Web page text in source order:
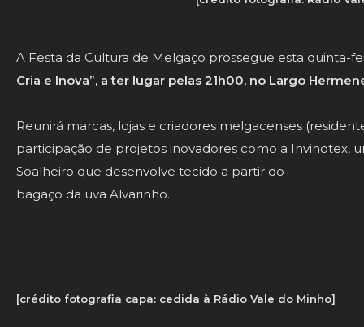
A Festa da Cultura de Melgaço prossegue esta quinta-
Cria e Inova”, a ter lugar pelas 21h00, no Largo
Reunirá marcas, lojas e criadores melgacenses
participação de projetos inovadores como a Invinotex,
Soalheiro que desenvolve tecido a partir do
bagaço da uva Alvarinho.
[crédito fotografia capa: cedida à Rádio Vale do Minho]